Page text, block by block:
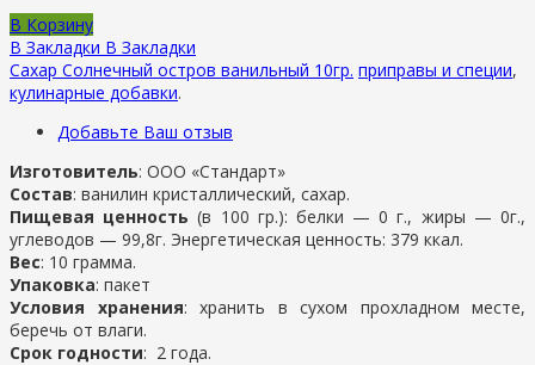
В Корзину
В Закладки В Закладки
Сахар Солнечный остров ванильный 10гр. приправы и специи,
кулинарные добавки.
Добавьте Ваш отзыв
Изготовитель: ООО «Стандарт»
Состав: ванилин кристаллический, сахар.
Пищевая ценность (в 100 гр.): белки — 0 г., жиры — 0г.,
углеводов — 99,8г. Энергетическая ценность: 379 ккал.
Вес: 10 грамма.
Упаковка: пакет
Условия хранения: хранить в сухом прохладном месте,
беречь от влаги.
Срок годности: 2 года.